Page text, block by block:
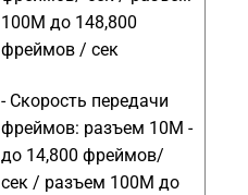
100M до 148,800
фреймов / сек
- Скорость передачи
фреймов: разъем 10M -
до 14,800 фреймов/
сек / разъем 100M до